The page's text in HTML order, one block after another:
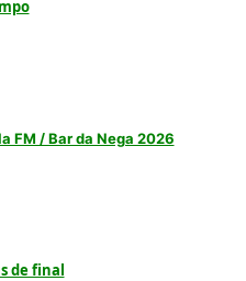
FM / Bar da Nega 2026
de final